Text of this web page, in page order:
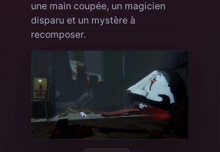
une main coupée, un magicien
disparu et un mystère à
recomposer.